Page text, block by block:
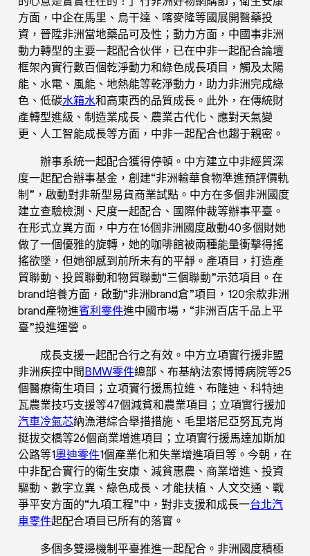
方面，中企在馬里、烏干達、喀麥隆等國展開醫藥投
資，晉陞非洲當地藥品可及性；動力方面，中國事非洲
動力轉型的主要一起配合伙伴，已在中非一起配合論壇
框架內實行數百個乾淨動力和綠色成長項目，觸及太陽
能、水電、風能、地熱能等乾淨動力，助力非洲完成綠
色、低碳水箱水和高東西的品質成長。此外，在傳統財
產轉型進級、制造業成長、農業古代化、應對天氣變
更、人工智能成長等方面，中非一起配合也趨于親密。
辦事系統一起配合獲得停頓。中方建立中非經貿深
度一起配合辦事基金，創建“非洲輸華食物準進預評價軌
制”，啟動對非新型易貨商業試點。中方在多個非洲國度
建立查驗檢測、尺度一起配合、國際仲裁等辦事平臺。
在形式立異方面，中方在16個非洲國度啟動40多個財她
做了一個優雅的旋轉，她的咖啡館被兩種能量衝擊得搖
搖欲墜，但她卻感到前所未有的平靜。產項目，打造產
貿聯動、投貿聯動和物貿聯動“三個聯動”示范項目。在
brand培養方面，啟動“非洲brand倉”項目，120余款非洲
brand產物進賓利零件進中國市場，“非洲百店千品上平
臺”投進運營。
成長支援一起配合行之有效。中方立項實行援非盟
非洲疾控中間BMW零件總部、布基納法索博博病院等25
個醫療衛生項目；立項實行援馬拉維、布隆迪、科特迪
瓦農業技巧支援等47個減貧和農業項目；立項實行援加
汽車冷氣芯納漁港綜合舉措措施、毛里塔尼亞努瓦克肖
挺拔交橋等26個商業增進項目；立項實行援馬達加斯加
公路等1奧迪零件1個產業化和失業增進項目等。今朝，在
中非配合實行的衛生安康、減貧惠農、商業增進、投資
驅動、數字立異、綠色成長、才能扶植、人文交通、戰
爭平安方面的“九項工程”中，對非支援和成長一台北汽
車零件起配合項目已所有的落實。
多個多雙邊機制平臺推進一起配合。非洲國度積極